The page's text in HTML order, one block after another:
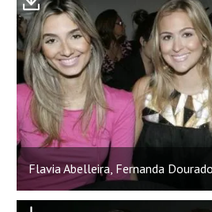
Flavia Abelleira, Fernanda